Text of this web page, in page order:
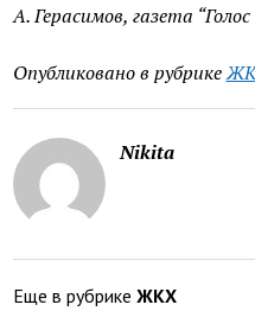
А. Герасимов, газета
Опубликовано в рубрике
Nikita
Еще в рубрике ЖКХ